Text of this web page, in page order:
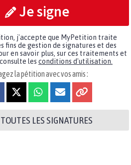
Je signe
j'accepte que MyPetition traite
fins de gestion de signatures et des
en savoir plus, sur ces traitements et
les conditions d'utilisation.
la pétition avec vos amis :
LES SIGNATURES